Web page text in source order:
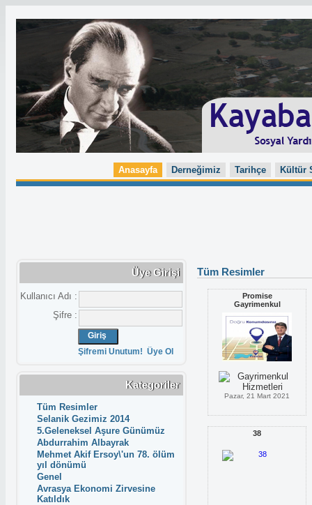
Anasayfa Derneğimiz Tarihçe Kültür
Üye Girişi
Kullanıcı Adı :
Şifre :
Şifremi Unutum! Üye Ol
Kategoriler
Tüm Resimler
Selanik Gezimiz 2014
5.Geleneksel Aşure Günümüz
Abdurrahim Albayrak
Mehmet Akif Ersoy\'un 78. ölüm
yıl dönümü
Genel
Avrasya Ekonomi Zirvesine
Katıldık
Tüm Resimler
Promise
Gayrimenkul
Pazar, 21 Mart 2021
38